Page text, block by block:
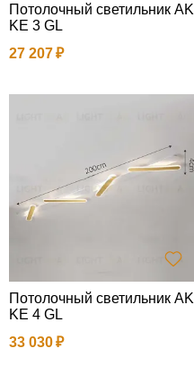
Потолочный светильник AK
KE 3 GL
27 207
Потолочный светильник AK
KE 4 GL
33 030